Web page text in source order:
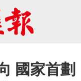
國家首